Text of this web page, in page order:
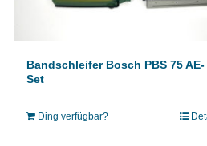
Bandschleifer Bosch PBS 75 AE-
Set
Ding verfügbar?